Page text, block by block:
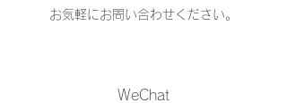
お気軽にお問い合わせください。
WeChat